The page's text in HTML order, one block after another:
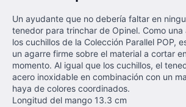
Un ayudante que no debería faltar en
tenedor para trinchar de Opinel. Como una
los cuchillos de la Colección Parallel POP,
un agarre firme sobre el material a cortar
momento. Al igual que los cuchillos, el
acero inoxidable en combinación con un
haya de colores coordinados.
Longitud del mango 13.3 cm